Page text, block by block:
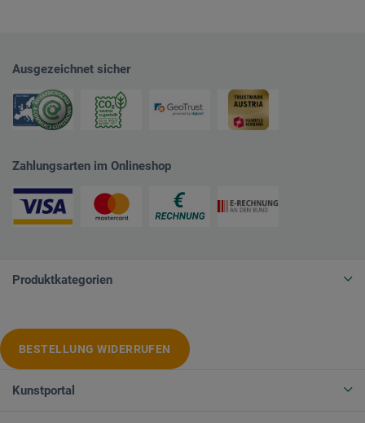
Ausgezeichnet sicher
Zahlungsarten im Onlineshop
Produktkategorien
BESTELLUNG WIDERRUFEN
Kunstportal